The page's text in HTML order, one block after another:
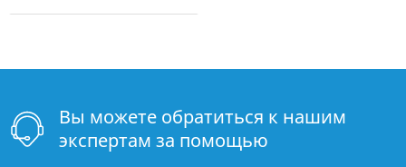
Вы можете обратиться к нашим
экспертам за помощью